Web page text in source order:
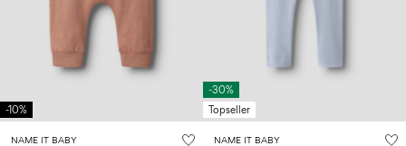
-10%
NAME IT BABY
-30%
Topseller
NAME IT BABY